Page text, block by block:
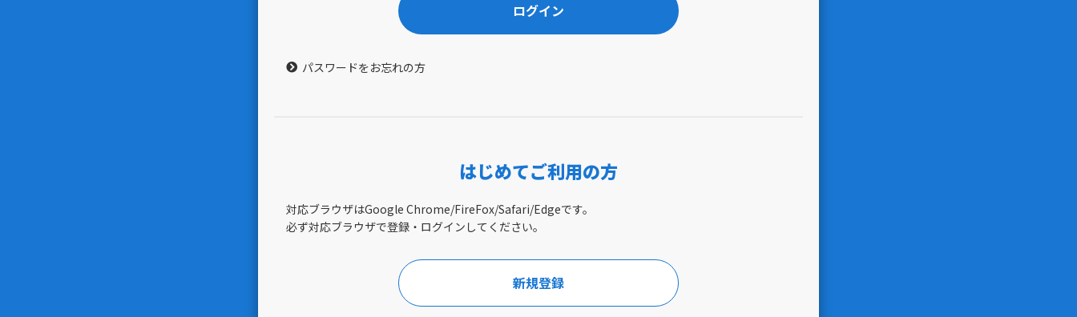
ログイン
パスワードをお忘れの方
はじめてご利用の方
対応ブラウザはGoogle Chrome/FireFox/Safari/Edgeです。
必ず対応ブラウザで登録・ログインしてください。
新規登録